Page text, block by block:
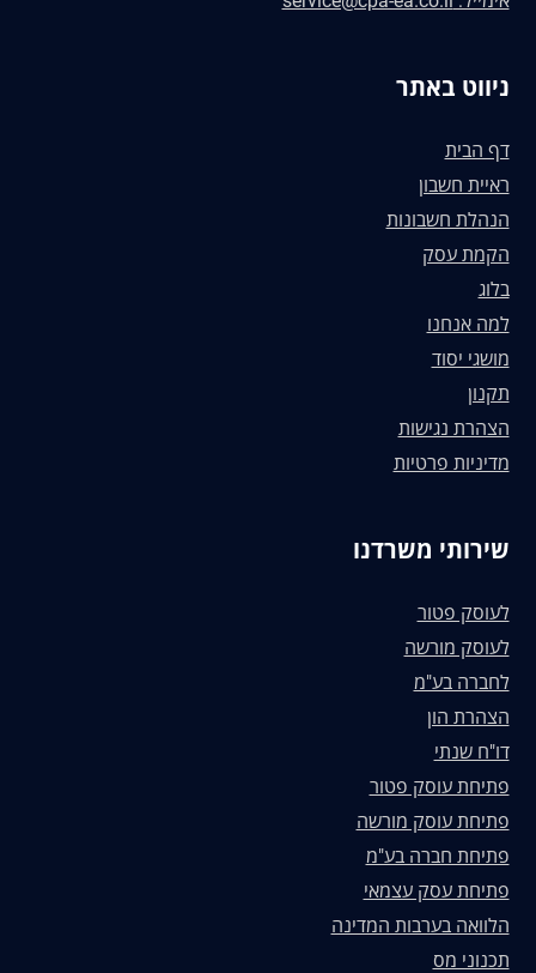
ניווט באתר
דף הבית
ראיית חשבון
הנהלת חשבונות
הקמת עסק
בלוג
למה אנחנו
מושגי יסוד
תקנון
הצהרת נגישות
מדיניות פרטיות
שירותי משרדנו
לעוסק פטור
לעוסק מורשה
לחברה בע"מ
הצהרת הון
דו"ח שנתי
פתיחת עוסק פטור
פתיחת עוסק מורשה
פתיחת חברה בע"מ
פתיחת עסק עצמאי
הלוואה בערבות המדינה
תכנוני מס